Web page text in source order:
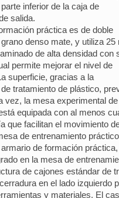
inferior de la caja de
salida.
práctica es de doble
denso mate, y utiliza 25
de alta densidad con
permite mejorar el nivel de
superficie, gracias a la
tratamiento de plástico,
vez, la mesa experimental
equipada con al menos
que facilitan el movimiento
de entrenamiento
de formación
en la mesa de
de cajones estándar de
en el lado izquierdo
y materiales. El